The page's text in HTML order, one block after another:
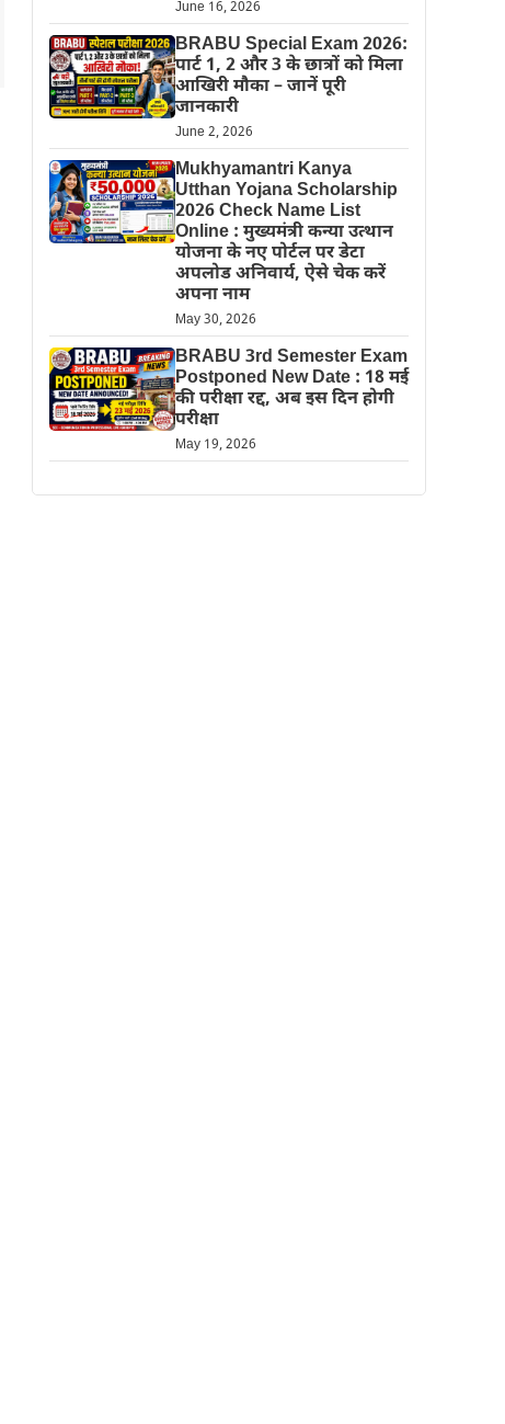
June 16, 2026
BRABU Special Exam 2026:
पार्ट 1, 2 और 3 के छात्रों को मिला
आखिरी मौका – जानें पूरी
जानकारी
June 2, 2026
Mukhyamantri Kanya
Utthan Yojana Scholarship
2026 Check Name List
Online : मुख्यमंत्री कन्या उत्थान
योजना के नए पोर्टल पर डेटा
अपलोड अनिवार्य, ऐसे चेक करें
अपना नाम
May 30, 2026
BRABU 3rd Semester Exam
Postponed New Date : 18 मई
की परीक्षा रद्द, अब इस दिन होगी
परीक्षा
May 19, 2026